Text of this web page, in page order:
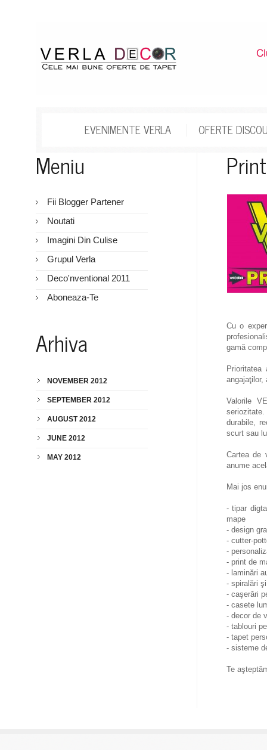
EVENIMENTE VERLA OFERTE
Cu o
gamă
Valorile
durabile,
scurt sau
Cartea de
anume
Mai jos
- tipar
mape
- design
- cutter-
-
- print de
- laminări
- spiralări
- caşerări
- casete
- decor de
- tablouri
- tapet
- sisteme
Te
Meniu
Fii Blogger Partener
Noutati
Imagini Din Culise
Grupul Verla
Deco'nventional 2011
Aboneaza-Te
Arhiva
NOVEMBER 2012
SEPTEMBER 2012
AUGUST 2012
JUNE 2012
MAY 2012